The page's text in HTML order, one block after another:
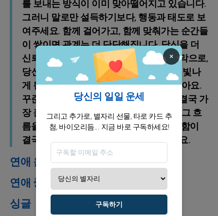
를 보내는 방식이 이미 맞아떨어지고 있습니다.
그러니 말로만 설득하기보다, 행동과 태도로 보
여주세요. 함께 걸어가고, 함께 맞춰가는 순간들
이 쌓이면 관계는 더 단단해집니다. 당신을 더
신뢰하게 되는 계기가 생길 거예요. 마지막으로,
당신의 성향은 ‘매일의 작은 관리’에서 더 빛나
게 될 거예요. 대단한 변화가 없어도 괜찮아요.
꾸준히 정리하고, 꾸준히 조정하면 그게 결국 가
장 큰 성과로 이어집니다. 지금의 당신은 그 흐
름을 이미 타고 있고, 조금씩 쌓이는 성실함이
결국 더 큰 안정과 만족으로 돌아올 거예요.
연애 운세
연애 중인 분들
싱글
×
당신의 일일 운세
그리고 추가로, 별자리 선물, 타로 카드 추
첨, 바이오리듬... 지금 바로 구독하세요!
구독하기